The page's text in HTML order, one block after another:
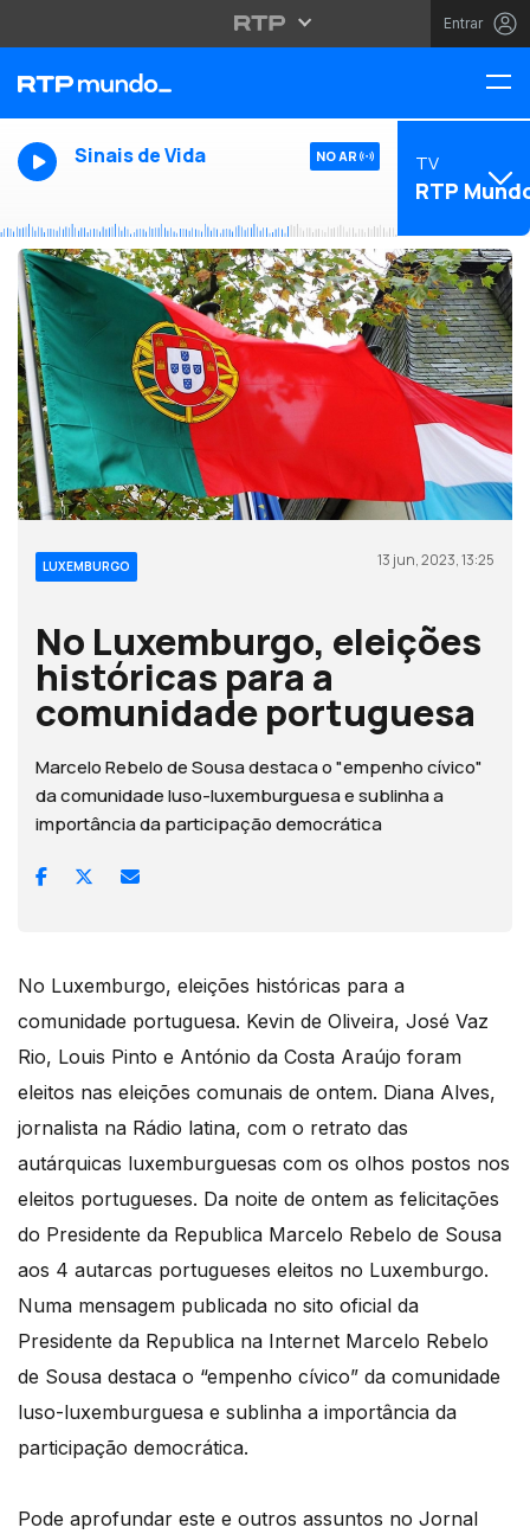
Entrar
Sinais de Vida NO AR TV
RTP
LUXEMBURGO 13 jun, 2023, 13:25
No Luxemburgo, eleições
históricas para a
comunidade portuguesa
Marcelo Rebelo de Sousa destaca o "empenho cívico"
da comunidade luso-luxemburguesa e sublinha a
importância da participação democrática
No Luxemburgo, eleições históricas para a
comunidade portuguesa. Kevin de Oliveira, José Vaz
Rio, Louis Pinto e António da Costa Araújo foram
eleitos nas eleições comunais de ontem. Diana Alves,
jornalista na Rádio latina, com o retrato das
autárquicas luxemburguesas com os olhos postos nos
eleitos portugueses. Da noite de ontem as felicitações
do Presidente da Republica Marcelo Rebelo de Sousa
aos 4 autarcas portugueses eleitos no Luxemburgo.
Numa mensagem publicada no sito oficial da
Presidente da Republica na Internet Marcelo Rebelo
de Sousa destaca o “empenho cívico” da comunidade
luso-luxemburguesa e sublinha a importância da
participação democrática.
Pode aprofundar este e outros assuntos no Jornal